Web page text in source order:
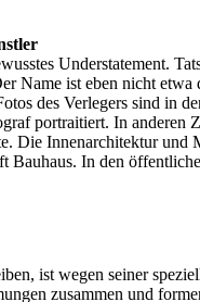
Understatement.
Name ist eben nicht
des Verlegers sind in
portraitiert. In anderen
Die Innenarchitektur
Bauhaus. In den
ist wegen seiner
zusammen und